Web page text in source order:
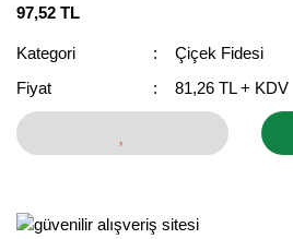
97,52 TL
Kategori
Çiçek Fidesi
Fiyat
81,26 TL + KDV